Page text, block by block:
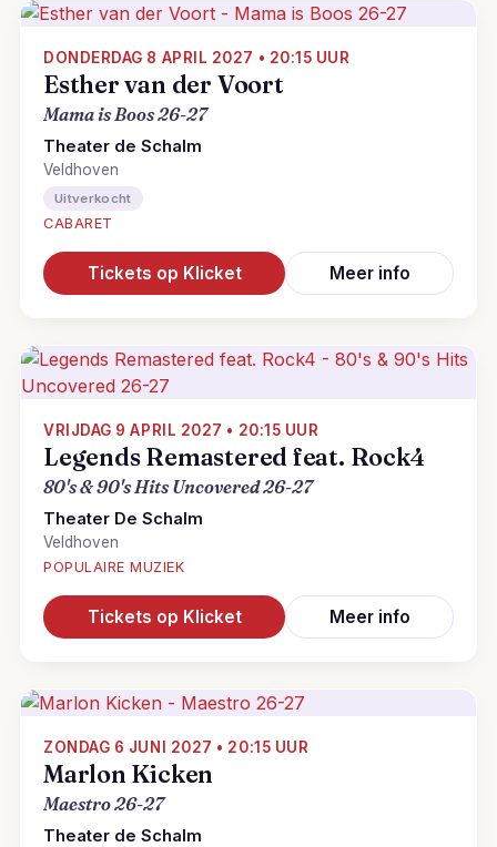
DONDERDAG 8 APRIL 2027 • 20:15 UUR
Esther van der Voort
Mama is Boos 26-27
Theater de Schalm
Veldhoven
Uitverkocht
CABARET
Tickets op Klicket Meer info
VRIJDAG 9 APRIL 2027 • 20:15 UUR
Legends Remastered feat. Rock4
80's & 90's Hits Uncovered 26-27
Theater De Schalm
Veldhoven
POPULAIRE MUZIEK
Tickets op Klicket Meer info
ZONDAG 6 JUNI 2027 • 20:15 UUR
Marlon Kicken
Maestro 26-27
Theater de Schalm